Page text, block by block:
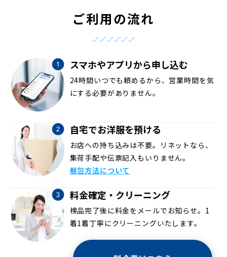
ご利用の流れ
スマホやアプリから申し込む
24時間いつでも頼めるから、営業時間を気
にする必要がありません。
自宅でお洋服を預ける
お店への持ち込みは不要。リネットなら、
集荷手配や伝票記入もいりません。
梱包方法について
料金確定・クリーニング
検品完了後に料金をメールでお知らせ。1
着1着丁寧にクリーニングいたします。